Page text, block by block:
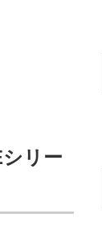
リー